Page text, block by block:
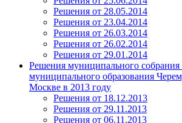
Решения от 28.05.2014
Решения от 23.04.2014
Решения от 26.03.2014
Решения от 26.02.2014
Решения от 29.01.2014
Решения муниципального собрания
муниципального образования
Москве в 2013 году
Решения от 18.12.2013
Решения от 29.11.2013
Решения от 06.11.2013